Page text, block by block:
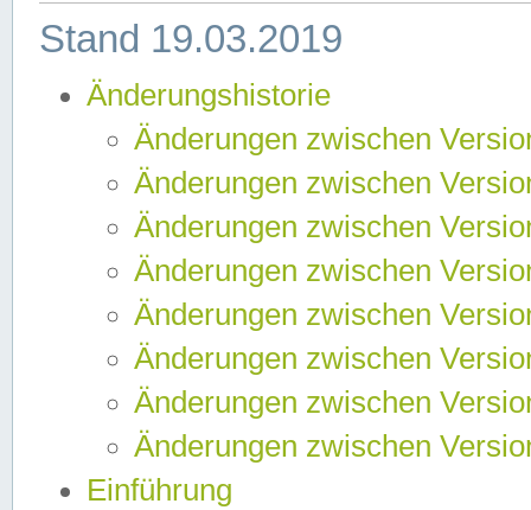
Stand 19.03.2019
Änderungshistorie
Änderungen zwischen
Änderungen zwischen
Änderungen zwischen
Änderungen zwischen
Änderungen zwischen
Änderungen zwischen
Änderungen zwischen
Änderungen zwischen
Einführung